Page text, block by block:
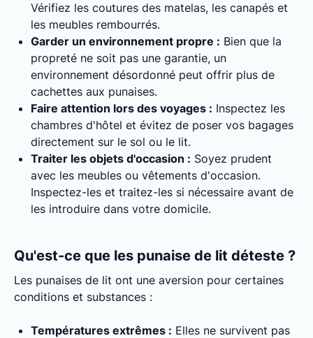
Vérifiez les coutures des matelas, les canapés et
les meubles rembourrés.
Garder un environnement propre : Bien que la
propreté ne soit pas une garantie, un
environnement désordonné peut offrir plus de
cachettes aux punaises.
Faire attention lors des voyages : Inspectez les
chambres d'hôtel et évitez de poser vos bagages
directement sur le sol ou le lit.
Traiter les objets d'occasion : Soyez prudent
avec les meubles ou vêtements d'occasion.
Inspectez-les et traitez-les si nécessaire avant de
les introduire dans votre domicile.
Qu'est-ce que les punaise de lit déteste ?
Les punaises de lit ont une aversion pour certaines
conditions et substances :
Températures extrêmes : Elles ne survivent pas